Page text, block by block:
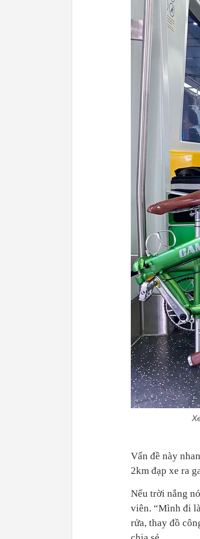
Vấn đề này
2km đạp xe ra
Nếu trời nắng
viên. “Mình đi
rửa, thay đồ